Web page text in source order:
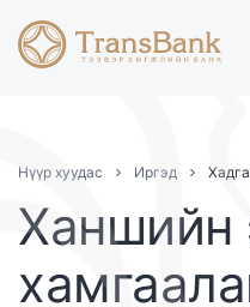
Нүүр хуудас Иргэд
Ханшийн